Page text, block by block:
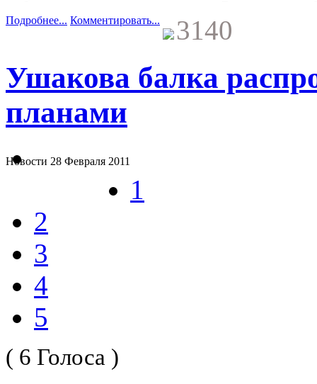
Подробнее... Комментировать... 3140
Ушакова балка
планами
Новости 28 Февраля 2011
1
2
3
4
5
( 6 Голоса )